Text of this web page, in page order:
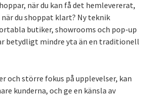
när du kan få det hemlevererat,
du shoppat klart? Ny teknik
butiker, showrooms och pop-up
betydligt mindre yta än en traditionell
och större fokus på upplevelser, kan
kunderna, och ge en känsla av